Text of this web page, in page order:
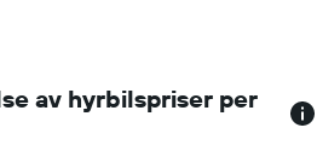
av hyrbilspriser per